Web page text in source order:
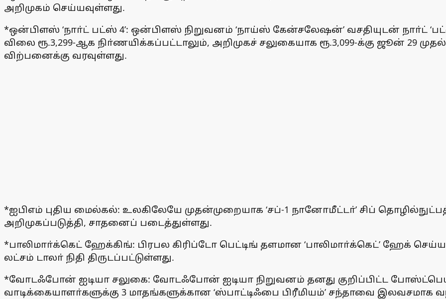
அறிமுகம் செய்யவுள்ளது.
*ஒன்பிளஸ் ‘நாா்ட் பட்ஸ் 4’: ஒன்பிளஸ் நிறுவனம் ‘நாய்ஸ் கேன்சலேஷன்’ வசதியுடன் நாா்ட்
விலை ரூ.3,299-ஆக நிா்ணயிக்கப்பட்டாலும், அறிமுகச் சலுகையாக ரூ.3,099-க்கு ஜூன்
விற்பனைக்கு வரவுள்ளது.
*ஐபிஎம் புதிய மைல்கல்: உலகிலேயே முதன்முறையாக ‘சப்-1 நானோமீட்டா்’ சிப்
அறிமுகப்படுத்தி, சாதனைப் படைத்துள்ளது.
*பாலிமாா்க்கெட் ஹேக்கிங்: பிரபல கிரிப்டோ பெட்டிங் தளமான ‘பாலிமாா்க்கெட்’ ஹேக்
லட்சம் டாலா் நிதி திருடப்பட்டுள்ளது.
*வோடஃபோன் ஐடியா சலுகை: வோடஃபோன் ஐடியா நிறுவனம் தனது குறிப்பிட்ட
வாடிக்கையாளா்களுக்கு 3 மாதங்களுக்கான ‘ஸ்பாட்டிஃபை பிரீமியம்’ சந்தாவை இலவசமாக